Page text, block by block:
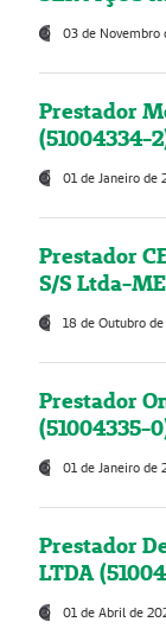
03 de Novembro
Prestador
(51004334-
01 de Janeiro de
Prestador
S/S Ltda-
18 de Outubro
Prestador
(51004335-
01 de Janeiro de
Prestador
LTDA
01 de Abril de